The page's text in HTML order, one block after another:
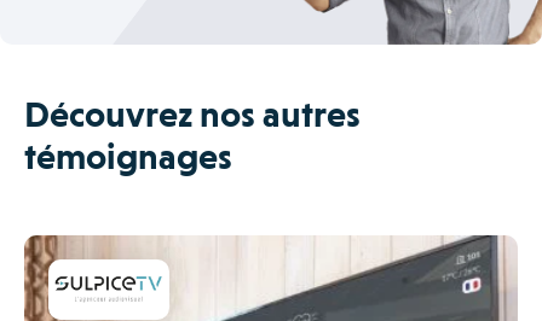
Découvrez nos autres
témoignages